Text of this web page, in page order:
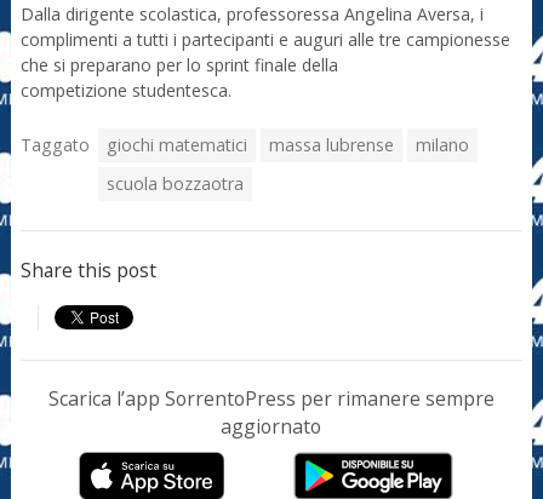
Dalla dirigente scolastica, professoressa Angelina Aversa, i
complimenti a tutti i partecipanti e auguri alle tre campionesse
che si preparano per lo sprint finale della
competizione studentesca.
Taggato giochi matematici massa lubrense
milano
scuola bozzaotra
Share this post
Scarica l’app SorrentoPress per rimanere sempre
aggiornato